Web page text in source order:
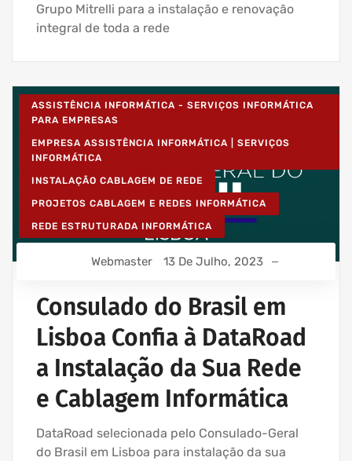
Grupo Mitrelli para a instalação e renovação
integral de toda a rede
ASSISTÊNCIA INFORMÁTICA - SERVIÇOS INFORMÁTICA
PARA EMPRESAS
EMPRESA ASSISTÊNCIA INFORMÁTICA | SERVIÇOS
INFORMÁTICA
INSTALAÇÃO CABLAGEM DE REDE
PROJETOS CABLAGEM E REDES INFORMÁTICA
REDE ESTRUTURADA INFORMÁTICA
Webmaster 13 De Julho, 2023
Consulado do Brasil em
Lisboa Confia à DataRoad
a Instalação da Sua Rede
e Cablagem Informática
DataRoad selecionada pelo Consulado-Geral
do Brasil em Lisboa para instalação da sua